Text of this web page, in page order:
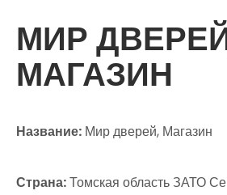
МИР
МАГАЗИН
Название: Мир дверей, Магазин
Страна:Томская область ЗАТО